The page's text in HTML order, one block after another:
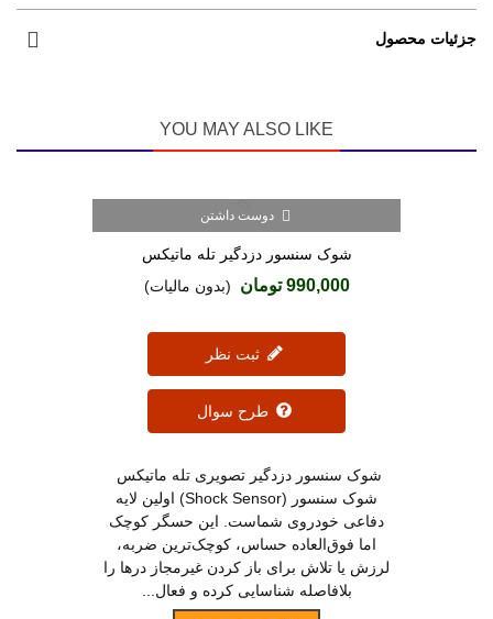
جزئیات محصول
YOU MAY ALSO LIKE
دوست داشتن
شوک سنسور دزدگیر تله ماتیکس
990,000 تومان (بدون مالیات)
ثبت نظر
طرح سوال
شوک سنسور دزدگیر تصویری تله ماتیکس
شوک سنسور (Shock Sensor) اولین لایه
دفاعی خودروی شماست. این حسگر کوچک
اما فوق‌العاده حساس، کوچک‌ترین ضربه،
لرزش یا تلاش برای باز کردن غیرمجاز درها را
بلافاصله شناسایی کرده و فعال...